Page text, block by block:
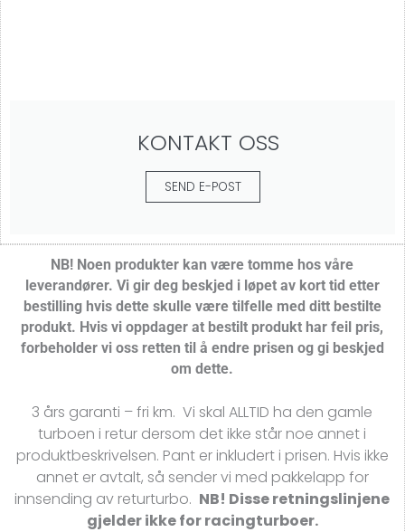
KONTAKT OSS
SEND E-POST
NB! Noen produkter kan være tomme hos våre
leverandører. Vi gir deg beskjed i løpet av kort tid etter
bestilling hvis dette skulle være tilfelle med ditt bestilte
produkt. Hvis vi oppdager at bestilt produkt har feil pris,
forbeholder vi oss retten til å endre prisen og gi beskjed
om dette.
3 års garanti – fri km. Vi skal ALLTID ha den gamle
turboen i retur dersom det ikke står noe annet i
produktbeskrivelsen. Pant er inkludert i prisen. Hvis ikke
annet er avtalt, så sender vi med pakkelapp for
innsending av returturbo. NB! Disse retningslinjene
gjelder ikke for racingturboer.